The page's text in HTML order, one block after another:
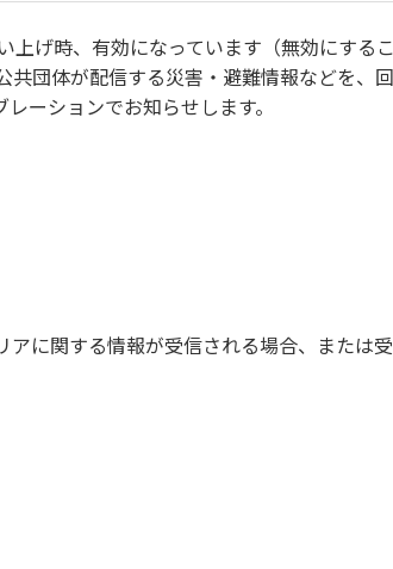
げ時、有効になっています（無効にするこ
団体が配信する災害・避難情報などを、
ーションでお知らせします。
に関する情報が受信される場合、または受